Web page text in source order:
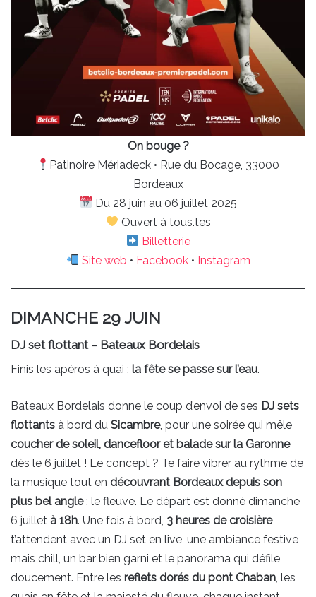
On bouge ?
Patinoire Mériadeck • Rue du Bocage, 33000
Bordeaux
Du 28 juin au 06 juillet 2025
Ouvert à tous.tes
Billetterie
Site web • Facebook• Instagram
DIMANCHE 29 JUIN
DJ set flottant – Bateaux Bordelais
Finis les apéros à quai : la fête se passe sur l’eau.
Bateaux Bordelais donne le coup d’envoi de ses DJ sets
flottants à bord du Sicambre, pour une soirée qui mêle
coucher de soleil, dancefloor et balade sur la Garonne
dès le 6 juillet ! Le concept ? Te faire vibrer au rythme de
la musique tout en découvrant Bordeaux depuis son
plus bel angle: le fleuve. Le départ est donné dimanche
6 juillet à 18h. Une fois à bord, 3 heures de croisière
t’attendent avec un DJ set en live, une ambiance festive
mais chill, un bar bien garni et le panorama qui défile
doucement. Entre les reflets dorés du pont Chaban , les